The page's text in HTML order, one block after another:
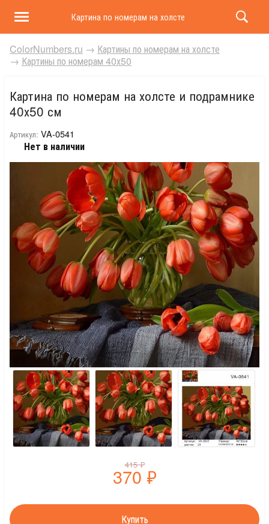
Картина по номерам на холсте и подрамнике 40х50
ColorNumbers.ru → Картины по номерам на холсте
→ Картины по номерам 40х50
Картина по номерам на холсте и подрамнике
40х50 см
Артикул: VA-0541
Нет в наличии
415₽
370 ₽